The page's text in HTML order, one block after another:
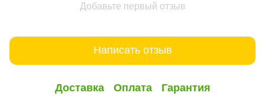
Добавьте первый отзыв
Написать отзыв
Доставка Оплата Гарантия